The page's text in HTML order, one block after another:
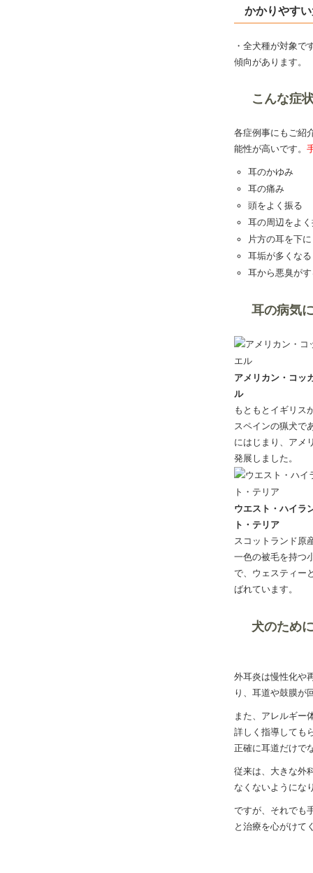
かかりやす
・全犬種が対象で
傾向があります。
こんな症
各症例事にもご紹
能性が高いです。
耳のかゆみ
耳の痛み
頭をよく振る
耳の周辺をよ
片方の耳を下
耳垢が多くなる
耳から悪臭が
耳の病気
アメリカン・コッ
ル
もともとイギリス
スペインの猟犬で
にはじまり、アメ
発展しました。
ウエスト・ハイラ
ト・テリア
スコットランド原
一色の被毛を持つ
で、ウェスティー
ばれています。
犬のため
外耳炎は慢性化や
り、耳道や鼓膜が
また、アレルギー
詳しく指導しても
正確に耳道だけで
従来は、大きな外
なくないようにな
ですが、それでも
と治療を心がけて